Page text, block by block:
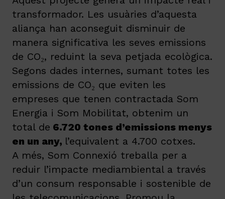
transformador. Les usuàries d’aquesta
aliança han aconseguit disminuir de
manera significativa les seves emissions
de CO₂, reduint la seva petjada ecològica.
Segons dades internes, sumant totes les
emissions de CO₂ que eviten les
empreses que tenen contractada Som
Energia i Som Mobilitat, obtenim un
total de 6.720 tones d’emissions menys
en un any, l’equivalent a 4.700 cotxes.
A més, Som Connexió treballa per a
reduir l’impacte mediambiental a través
d’un consum responsable i sostenible de